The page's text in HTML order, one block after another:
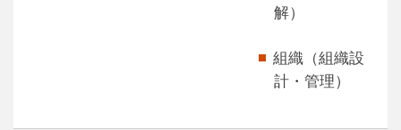
解）
組織（組織設
計・管理）